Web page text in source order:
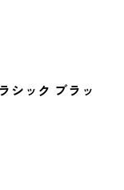
シック ブラッ